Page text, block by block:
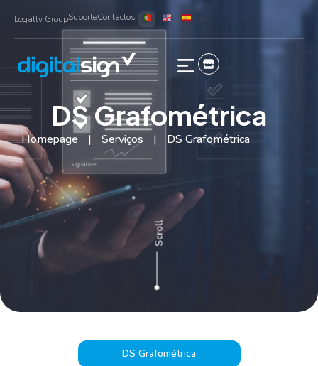
Logalty GroupSuporteContactos
DS Grafométrica
Homepage | Serviços | DS Grafométrica
Scroll
DS Grafométrica